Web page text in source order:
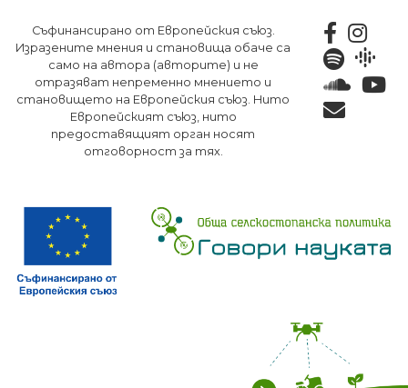
към
основното
съдържание
Съфинансирано от Европейския съюз.
Изразените мнения и становища обаче са
само на автора (авторите) и не
отразяват непременно мнението и
становището на Европейския съюз. Нито
Европейският съюз, нито
предоставящият орган носят
отговорност за тях.